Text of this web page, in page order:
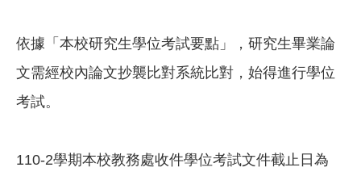
依據「本校研究生學位考試要點」，研究生畢業論
文需經校內論文抄襲比對系統比對，始得進行學位
考試。
110-2學期本校教務處收件學位考試文件截止日為